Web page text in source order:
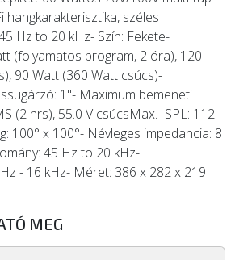
széles
Hz to 20 kHz- Szín: Fekete-
(folyamatos program, 2 óra), 120
90 Watt (360 Watt csúcs)-
1"- Maximum bemeneti
(2 hrs), 55.0 V csúcsMax.- SPL: 112
100° x 100°- Névleges impedancia: 8
45 Hz to 20 kHz-
- 16 kHz- Méret: 386 x 282 x 219
MEG